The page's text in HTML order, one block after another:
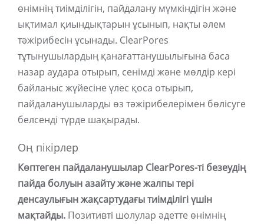
өнімнің тиімділігін, пайдалану мүмкіндігін және
ықтимал қиындықтарын ұсынып, нақты әлем
тәжірибесін ұсынады. ClearPores
тұтынушылардың қанағаттанушылығына баса
назар аудара отырып, сенімді және мөлдір кері
байланыс жүйесіне үлес қоса отырып,
пайдаланушыларды өз тәжірибелерімен бөлісуге
белсенді түрде шақырады.
Оң пікірлер
Көптеген пайдаланушылар ClearPores-ті безеудің
пайда болуын азайту және жалпы тері
денсаулығын жақсартудағы тиімділігі үшін
мақтайды. Позитивті шолулар әдетте өнімнің